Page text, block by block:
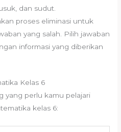
dan sudut.
proses eliminasi untuk
yang salah. Pilih jawaban
informasi yang diberikan
Kelas 6
yang perlu kamu pelajari
kelas 6: